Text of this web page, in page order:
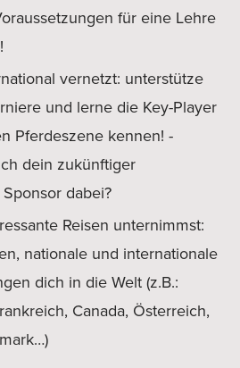
für eine Lehre
vernetzt: unterstütze
und lerne die Key-Player
Pferdeszene kennen! -
dein zukünftiger
dabei?
Reisen unternimmst:
nationale und internationale
dich in die Welt (z.B.:
Canada, Österreich,